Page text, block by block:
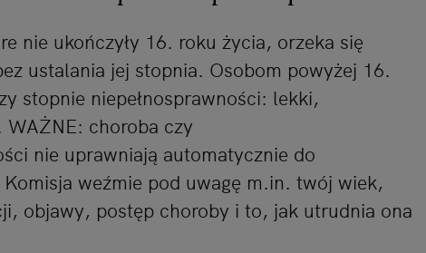
nie ukończyły 16. roku życia, orzeka się
ustalania jej stopnia. Osobom powyżej 16.
stopnie niepełnosprawności: lekki,
choroba czy
nie uprawniają automatycznie do
weźmie pod uwagę m.in. twój wiek,
objawy, postęp choroby i to, jak utrudnia ona